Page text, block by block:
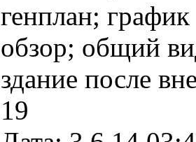
генплан;
обзор; общий
здание после
19